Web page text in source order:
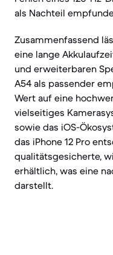
als Nachteil
Zusammenfassend
eine lange
und erweiterbaren
A54 als passender
Wert auf eine
vielseitiges
sowie das iOS-
das iPhone 12 Pro
qualitätsgesicherte,
erhältlich, was eine
darstellt.